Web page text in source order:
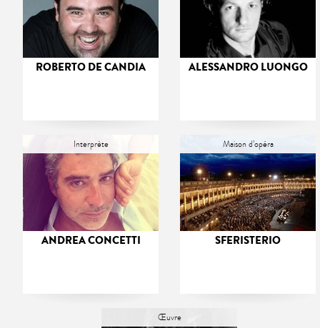
ROBERTO DE CANDIA ALESSANDRO LUONGO
Interprète
ANDREA CONCETTI
Maison d’opéra
SFERISTERIO
Œuvre